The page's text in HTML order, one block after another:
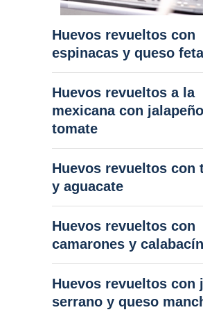
Huevos revueltos con
espinacas y queso feta
Huevos revueltos a la
mexicana con
tomate
Huevos revueltos con
y aguacate
Huevos revueltos con
camarones y calabacín
Huevos revueltos con
serrano y queso